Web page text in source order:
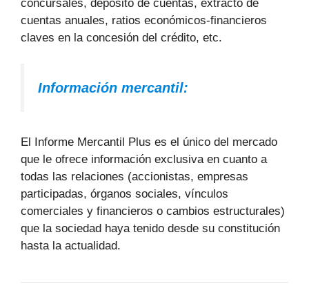
concursales, depósito de cuentas, extracto de
cuentas anuales, ratios económicos-financieros
claves en la concesión del crédito, etc.
Información mercantil:
El Informe Mercantil Plus es el único del mercado
que le ofrece información exclusiva en cuanto a
todas las relaciones (accionistas, empresas
participadas, órganos sociales, vínculos
comerciales y financieros o cambios estructurales)
que la sociedad haya tenido desde su constitución
hasta la actualidad.